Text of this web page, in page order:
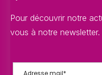
Pour découvrir notre
vous à notre newsletter.